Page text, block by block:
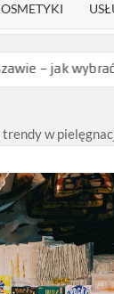
najlepszą
trendy w